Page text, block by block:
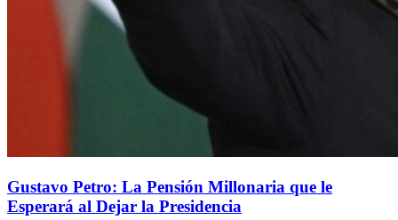
Gustavo Petro: La Pensión Millonaria que le
Esperará al Dejar la Presidencia